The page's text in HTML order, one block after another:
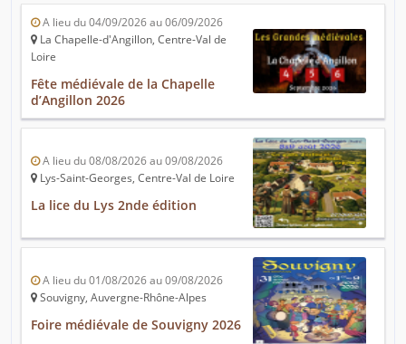
A lieu du 04/09/2026 au 06/09/2026
La Chapelle-d'Angillon, Centre-Val de
Loire
Fête médiévale de la Chapelle
d’Angillon 2026
A lieu du 08/08/2026 au 09/08/2026
Lys-Saint-Georges, Centre-Val de Loire
La lice du Lys 2nde édition
A lieu du 01/08/2026 au 09/08/2026
Souvigny, Auvergne-Rhône-Alpes
Foire médiévale de Souvigny 2026